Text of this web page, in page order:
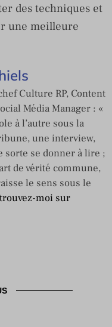
des techniques et
une meilleure
Culture RP, Content
Média Manager : «
à l’autre sous la
une interview,
sorte se donner à lire ;
de vérité commune,
le sens sous le
moi sur